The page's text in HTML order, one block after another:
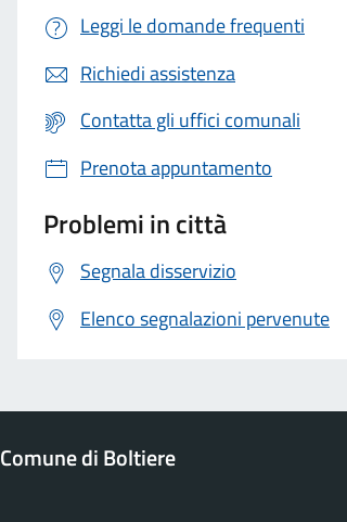
Leggi le domande frequenti
Richiedi assistenza
Contatta gli uffici comunali
Prenota appuntamento
Problemi in città
Segnala disservizio
Elenco segnalazioni pervenute
Comune di Boltiere